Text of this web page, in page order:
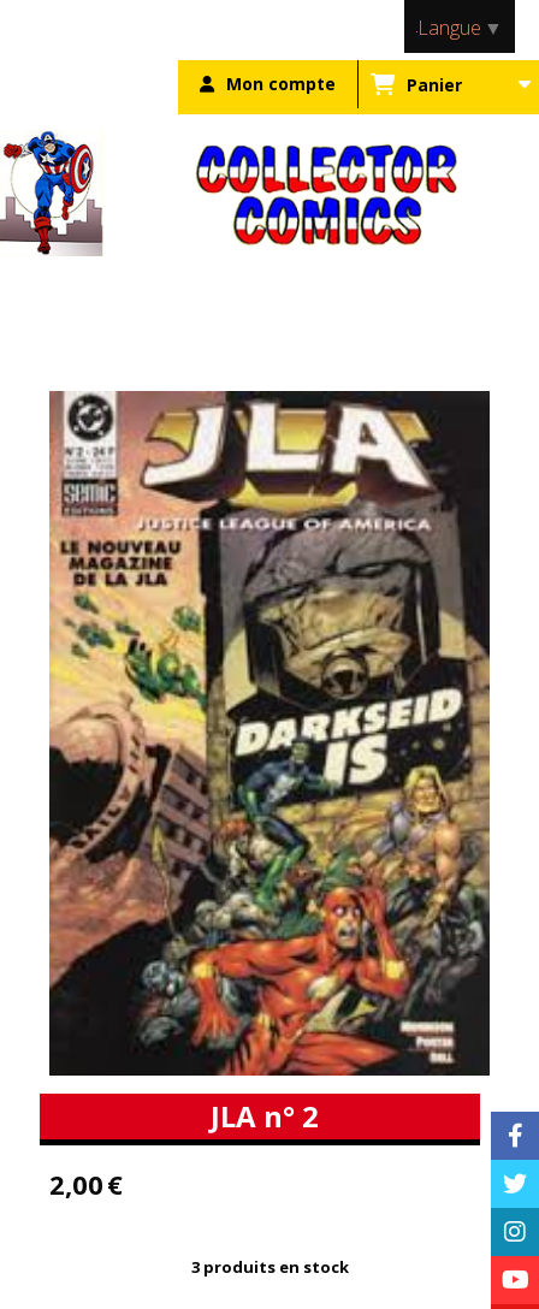
Mon compte Panier
JLA n° 2
2,00€
3produits en stock
Langue ▼